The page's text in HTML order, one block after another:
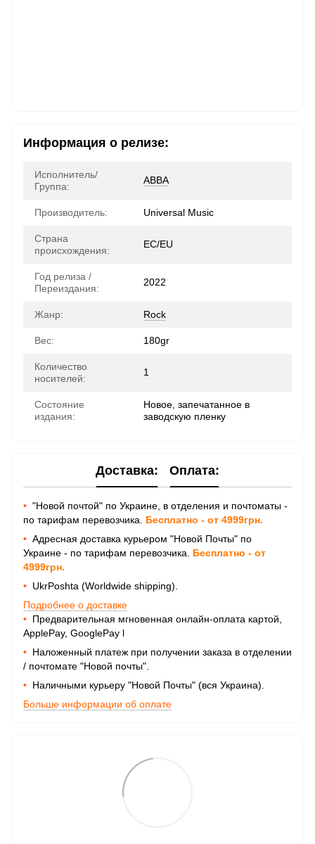
Информация о релизе:
Исполнитель/
Группа:
ABBA
Производитель: Universal Music
Страна
происхождения:
ЕС/EU
Год релиза /
Переиздания:
2022
Жанр: Rock
Вес: 180gr
Количество
носителей:
1
Состояние
издания:
Новое, запечатанное в
заводскую пленку
Доставка: Оплата:
• "Новой почтой" по Украине, в отделения и почтоматы -
по тарифам перевозчика. Бесплатно - от 4999грн.
• Адресная доставка курьером "Новой Почты" по
Украине - по тарифам перевозчика. Бесплатно - от
4999грн.
• UkrPoshta (Worldwide shipping).
Подробнее о доставке
• Предварительная мгновенная онлайн-оплата картой,
ApplePay, GooglePay l
• Наложенный платеж при получении заказа в отделении
/ почтомате "Новой почты".
• Наличными курьеру "Новой Почты" (вся Украина).
Больше информации об оплате